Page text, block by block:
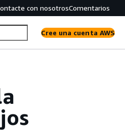
con nosotrosComentarios
Cree una cuenta AWS